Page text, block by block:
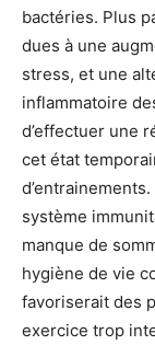
bactéries. Plus
dues à une
stress, et une
inflammatoire
d’effectuer une
cet état
système
manque de
hygiène de vie
favoriserait des
exercice trop